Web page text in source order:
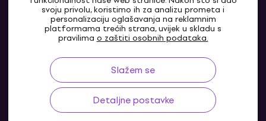
svoju privolu, koristimo ih za analizu prometa i
personalizaciju oglašavanja na reklamnim
platformama trećih strana, uvijek u skladu s
pravilima o zaštiti osobnih podataka.
Slažem se
Detaljne postavke
Česká republika
Magyarország
Polska
Deutschland
Österreich
Lëtzebuerg
Italia
Schweiz
España
HR